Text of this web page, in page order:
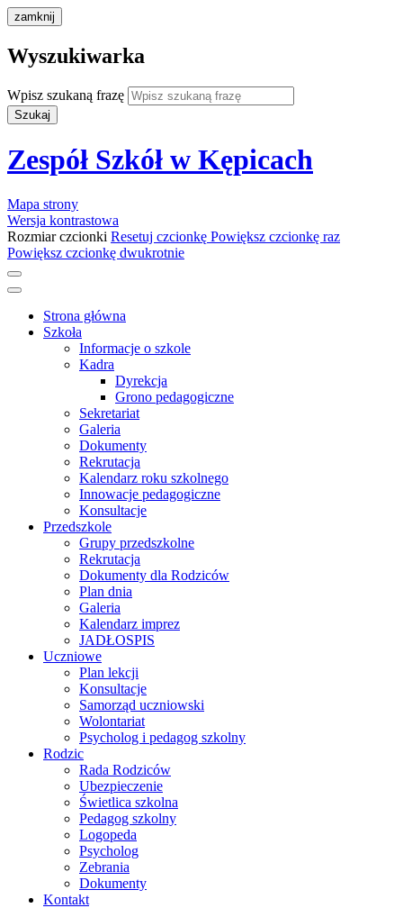
zamknij
Wyszukiwarka
Wpisz szukaną frazę
Szukaj
Zespół Szkół w Kępicach
Mapa strony
Wersja kontrastowa
Rozmiar czcionki Resetuj czcionkę Powiększ czcionkę raz
Powiększ czcionkę dwukrotnie
Strona główna
Szkoła
Informacje o szkole
Kadra
Dyrekcja
Grono pedagogiczne
Sekretariat
Galeria
Dokumenty
Rekrutacja
Kalendarz roku szkolnego
Innowacje pedagogiczne
Konsultacje
Przedszkole
Grupy przedszkolne
Rekrutacja
Dokumenty dla Rodziców
Plan dnia
Galeria
Kalendarz imprez
JADŁOSPIS
Uczniowe
Plan lekcji
Konsultacje
Samorząd uczniowski
Wolontariat
Psycholog i pedagog szkolny
Rodzic
Rada Rodziców
Ubezpieczenie
Świetlica szkolna
Pedagog szkolny
Logopeda
Psycholog
Zebrania
Dokumenty
Kontakt